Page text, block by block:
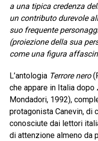
a una tipica credenza
un contributo durevole
suo frequente
(proiezione della sua
come una figura
L’antologia Terrore nero
che appare in Italia dopo
Mondadori, 1992),
protagonista Canevin, di
conosciute dai lettori
di attenzione almeno da